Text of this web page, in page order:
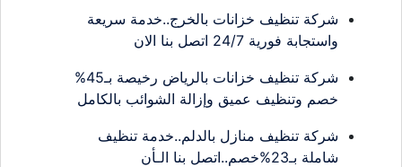
شركة تنظيف خزانات بالخرج..خدمة سريعة
واستجابة فورية 24/7 اتصل بنا الان
شركة تنظيف خزانات بالرياض رخيصة بـ45%
خصم وتنظيف عميق وإزالة الشوائب بالكامل
شركة تنظيف منازل بالدلم..خدمة تنظيف
شاملة بـ23%خصم..اتصل بنا الـأن